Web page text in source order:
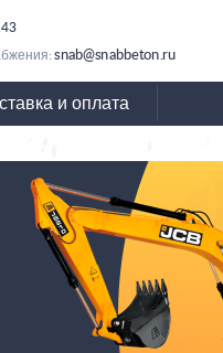
snab@snabbeton.ru
и оплата